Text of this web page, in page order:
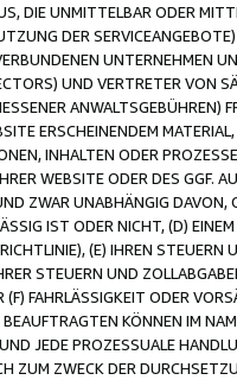
DIE UNMITTELBAR ODER
DER
UNTERNEHMEN
UND VERTRETER VON
ERSCHEINENDEM
INHALTEN ODER
WEBSITE ODER DES GGF.
ZWAR UNABHÄNGIG
IST ODER NICHT, (D)
(E) IHREN
STEUERN UND
FAHRLÄSSIGKEIT ODER
KÖNNEN IM
JEDE PROZESSUALE
ZUM ZWECK DER